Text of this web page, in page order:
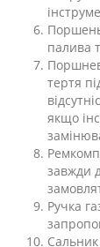
палива
тертя
якщо
завжди
Ручка